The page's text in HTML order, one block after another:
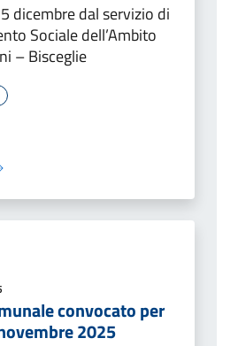
dicembre dal servizio di
Sociale dell’Ambito
– Bisceglie
convocato per
2025